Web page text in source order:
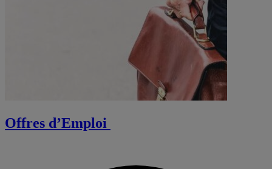
Offres d’Emploi